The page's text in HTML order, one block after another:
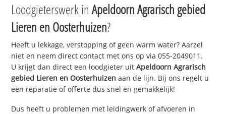
Loodgieterswerk inApeldoorn Agrarisch gebied
Lieren en Oosterhuizen?
Heeft u lekkage, verstopping of geen warm water? Aarzel
niet en neem direct contact met ons op via 055-2049011.
U krijgt dan direct een loodgieter uitApeldoorn Agrarisch
gebied Lieren en Oosterhuizen aan de lijn. Bij ons regelt u
een reparatie of offerte dus snel en gemakkelijk!
Dus heeft u problemen met leidingwerk of afvoeren in